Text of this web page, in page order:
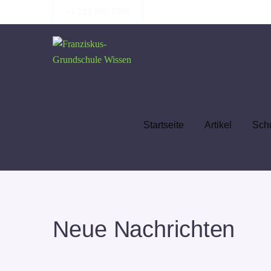
Startseite Artikel
Neue Nachrichten